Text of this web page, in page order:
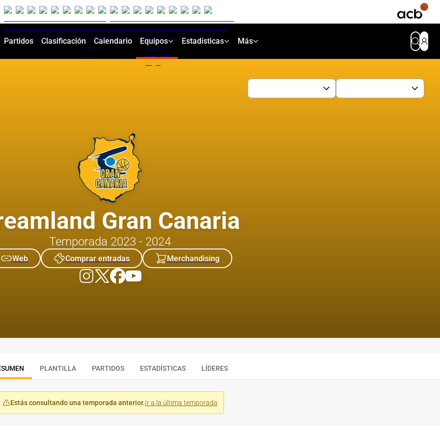
Partidos Clasificación Calendario Equipos Estadísticas Más
Gran Canaria
Temporada 2023 - 2024
Web Comprar entradas Merchandising
PLANTILLA PARTIDOS ESTADÍSTICAS LÍDERES
Estás consultando una temporada anterior.Ir a la última temporada